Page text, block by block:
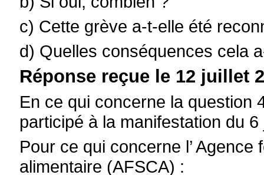
c) Cette grève a-t-elle été
d) Quelles conséquences cela
Réponse reçue le 12 juillet
En ce qui concerne la question
participé à la manifestation du
Pour ce qui concerne l’
alimentaire (AFSCA) :